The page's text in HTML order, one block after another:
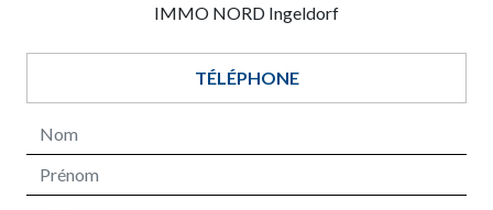
IMMO NORD Ingeldorf
TÉLÉPHONE